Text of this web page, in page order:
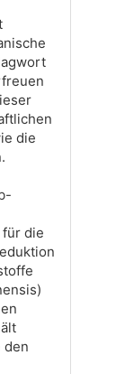
die
die
den